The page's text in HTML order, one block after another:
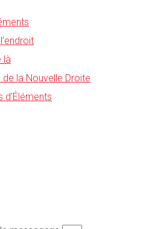
là
de la Nouvelle Droite
d’Éléments